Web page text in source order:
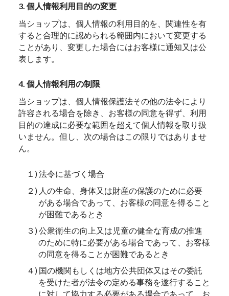
3. 個人情報利用目的の変更
当ショップは、個人情報の利用目的を、関連性を有
すると合理的に認められる範囲内において変更する
ことがあり、変更した場合にはお客様に通知又は公
表します。
4. 個人情報利用の制限
当ショップは、個人情報保護法その他の法令により
許容される場合を除き、お客様の同意を得ず、利用
目的の達成に必要な範囲を超えて個人情報を取り扱
いません。但し、次の場合はこの限りではありませ
ん。
１) 法令に基づく場合
２) 人の生命、身体又は財産の保護のために必要
がある場合であって、お客様の同意を得ること
が困難であるとき
３) 公衆衛生の向上又は児童の健全な育成の推進
のために特に必要がある場合であって、お客様
の同意を得ることが困難であるとき
４) 国の機関もしくは地方公共団体又はその委託
を受けた者が法令の定める事務を遂行すること
に対して協力する必要がある場合であって、お